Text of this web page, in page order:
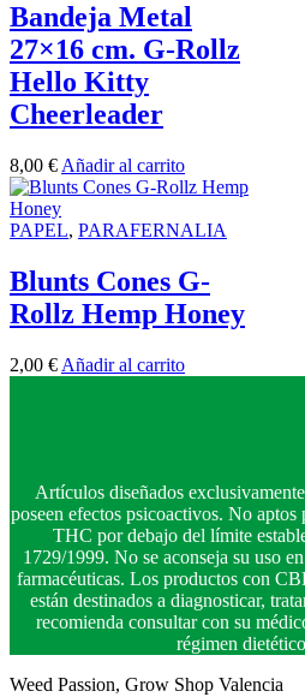
Bandeja Metal
27×16 cm. G-Rollz
Hello Kitty
Cheerleader
8,00 € Añadir al carrito
PAPEL, PARAFERNALIA
Blunts Cones G-
Rollz Hemp Honey
2,00 € Añadir al carrito
Artículos diseñados
poseen efectos psicoactivos. No
THC por debajo del límite
1729/1999. No se aconseja su uso
farmacéuticas. Los productos con
están destinados a diagnosticar,
recomienda consultar con su
régimen
Weed Passion, Grow Shop Valencia